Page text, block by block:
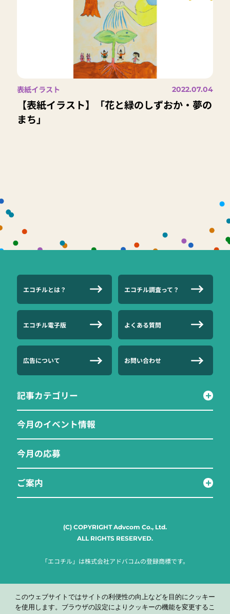
表紙イラスト 2022.07.04
【表紙イラスト】「花と緑のしずおか・夢の
まち」
エコチルとは？ エコチル調査って？
エコチル電子版 よくある質問
広告について お問い合わせ
記事カテゴリー
今月のイベント情報
今月の応募
ご案内
(C) COPYRIGHT Advcom Co., Ltd.
ALL RIGHTS RESERVED.
「エコチル」は株式会社アドバコムの登録商標です。
このウェブサイトではサイトの利便性の向上などを目的にクッキー
を使用します。ブラウザの設定によりクッキーの機能を変更するこ